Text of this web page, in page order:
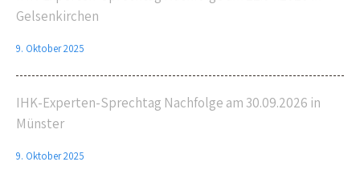
Gelsenkirchen
9. Oktober 2025
IHK-Experten-Sprechtag Nachfolge am 30.09.2026 in
Münster
9. Oktober 2025